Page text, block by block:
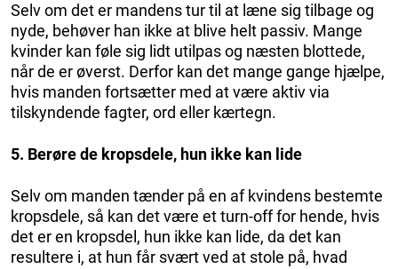
Selv om det er mandens tur til at læne sig tilbage og
nyde, behøver han ikke at blive helt passiv. Mange
kvinder kan føle sig lidt utilpas og næsten blottede,
når de er øverst. Derfor kan det mange gange hjælpe,
hvis manden fortsætter med at være aktiv via
tilskyndende fagter, ord eller kærtegn.
5. Berøre de kropsdele, hun ikke kan lide
Selv om manden tænder på en af kvindens bestemte
kropsdele, så kan det være et turn-off for hende, hvis
det er en kropsdel, hun ikke kan lide, da det kan
resultere i, at hun får svært ved at stole på, hvad